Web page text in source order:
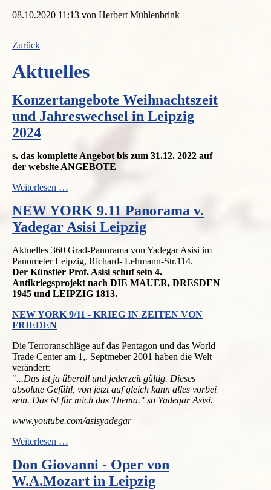
08.10.2020 11:13 von Herbert Mühlenbrink
Zurück
Aktuelles
Konzertangebote Weihnachtszeit
und Jahreswechsel in Leipzig
2024
s. das komplette Angebot bis zum 31.12. 2022 auf
der website ANGEBOTE
Weiterlesen …
und
Jahreswechsel
in
2024
NEW YORK 9.11 Panorama v.
Yadegar Asisi Leipzig
Aktuelles 360 Grad-Panorama von Yadegar Asisi im
Panometer Leipzig, Richard- Lehmann-Str.114.
Der Künstler Prof. Asisi schuf sein 4.
Antikriegsprojekt nach DIE MAUER, DRESDEN
1945 und LEIPZIG 1813.
NEW YORK 9/11 - KRIEG IN ZEITEN VON
FRIEDEN
Die Terroranschläge auf das Pentagon und das World
Trade Center am 1,. Septmeber 2001 haben die Welt
verändert:
"...Das ist ja überall und jederzeit gültig. Dieses
absolute Gefühl, von jetzt auf gleich kann alles vorbei
sein. Das ist für mich das Thema." so Yadegar Asisi.
www.youtube.com/asisyadegar
Weiterlesen …
9.11
Panorama
v.
Don Giovanni - Oper von
W.A.Mozart in Leipzig